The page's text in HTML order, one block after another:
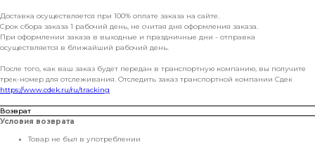
Доставка осуществляется при 100% оплате заказа на сайте.
Срок сбора заказа 1 рабочий день, не считая дня оформления заказа.
При оформлении заказа в выходные и праздничные дни - отправка
осуществляется в ближайший рабочий день.
После того, как ваш заказ будет передан в транспортную компанию, вы получите
трек-номер для отслеживания. Отследить заказ транспортной компании Сдек
https://www.cdek.ru/ru/tracking
Возврат
Условия возврата
Товар не был в употреблении